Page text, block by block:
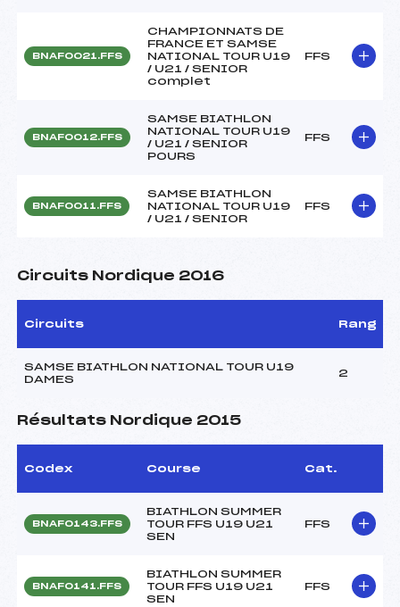
BNAF0021.FFS
CHAMPIONNATS DE
FRANCE ET SAMSE
NATIONAL TOUR U19
/ U21 / SENIOR
complet
FFS
BNAF0012.FFS
SAMSE BIATHLON
NATIONAL TOUR U19
/ U21 / SENIOR
POURS
FFS
BNAF0011.FFS
SAMSE BIATHLON
NATIONAL TOUR U19
/ U21 / SENIOR
FFS
Circuits Nordique 2016
Circuits Rang
SAMSE BIATHLON NATIONAL TOUR U19
DAMES
2
Résultats Nordique 2015
Codex Course Cat.
BNAF0143.FFS
BIATHLON SUMMER
TOUR FFS U19 U21
SEN
FFS
BNAF0141.FFS
BIATHLON SUMMER
TOUR FFS U19 U21
SEN
FFS